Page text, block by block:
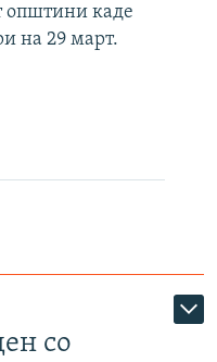
општини каде
на 29 март.
со